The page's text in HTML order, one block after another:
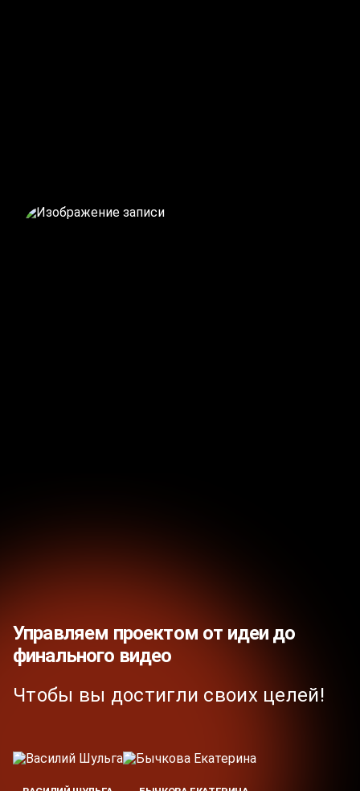
Управляем проектом от идеи до
финального видео
Чтобы вы достигли своих целей!